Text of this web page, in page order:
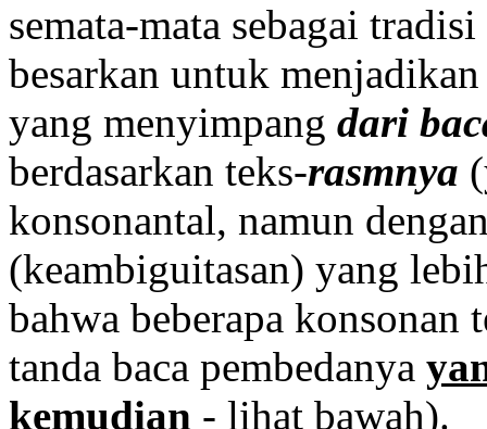
semata-mata sebagai
besarkan untuk
yang menyimpang dari
berdasarkan teks-rasmnya
konsonantal, namun
(keambiguitasan) yang
bahwa beberapa konsonan
tanda baca pembedanya
kemudian - lihat bawah).